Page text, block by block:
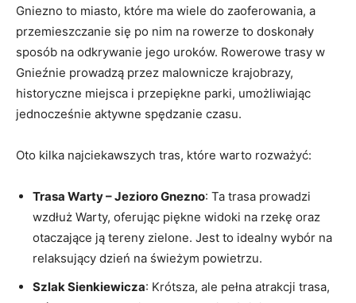
Gniezno to‌ miasto,⁢ które‍ ma ⁤wiele do zaoferowania, a
przemieszczanie się po⁣ nim ​na rowerze to doskonały⁤
sposób na odkrywanie jego uroków. Rowerowe trasy w
Gnieźnie prowadzą ​przez malownicze‌ krajobrazy,‌
historyczne miejsca​ i przepiękne parki, umożliwiając
⁤jednocześnie ⁣aktywne‌ spędzanie czasu.
Oto kilka ​najciekawszych⁣ tras, które warto rozważyć:
Trasa Warty – Jezioro Gnezno: ‌Ta trasa prowadzi
wzdłuż Warty, oferując piękne⁣ widoki na rzekę oraz
otaczające‌ ją ⁢tereny zielone. ⁣Jest to idealny⁢ wybór na
relaksujący dzień na świeżym powietrzu.
Szlak Sienkiewicza: Krótsza, ale⁣ pełna atrakcji trasa,